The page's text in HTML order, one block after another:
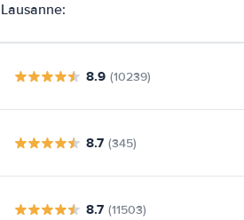
8.9 (10239)
8.7 (345)
8.7 (11503)